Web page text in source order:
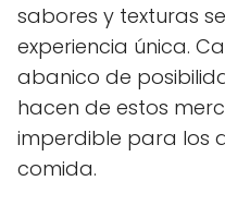
sabores y texturas
experiencia única.
abanico de
hacen de estos
imperdible para los
comida.